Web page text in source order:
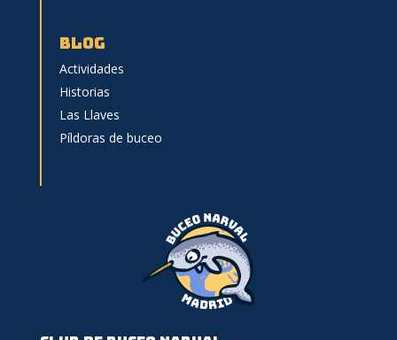
BLOG
Actividades
Historias
Las Llaves
Píldoras de buceo